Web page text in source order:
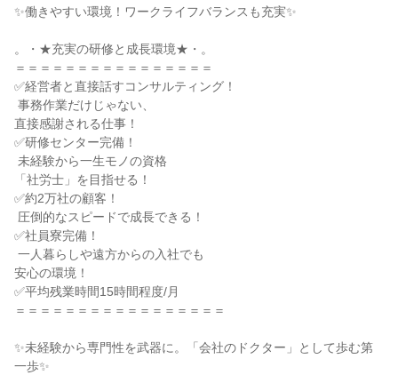
✨働きやすい環境！ワークライフバランスも充実✨
。・★充実の研修と成長環境★・。
＝＝＝＝＝＝＝＝＝＝＝＝＝＝＝＝
✅経営者と直接話すコンサルティング！
直接感謝される仕事！
✅研修センター完備！
「社労士」を目指せる！
✅約2万社の顧客！
✅社員寮完備！
安心の環境！
✅平均残業時間15時間程度/月
＝＝＝＝＝＝＝＝＝＝＝＝＝＝＝＝＝
✨未経験から専門性を武器に。「会社のドクター」として歩む第
一歩✨